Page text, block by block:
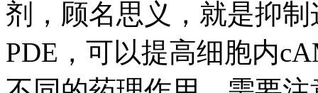
剂，顾名思义，就是抑
PDE，可以提高细胞内